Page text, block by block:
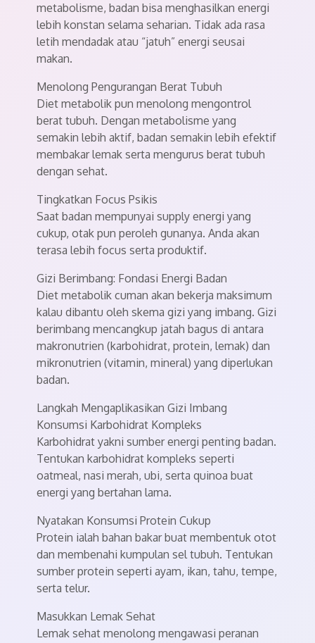
metabolisme, badan bisa menghasilkan energi
lebih konstan selama seharian. Tidak ada rasa
letih mendadak atau “jatuh” energi seusai
makan.
Menolong Pengurangan Berat Tubuh
Diet metabolik pun menolong mengontrol
berat tubuh. Dengan metabolisme yang
semakin lebih aktif, badan semakin lebih efektif
membakar lemak serta mengurus berat tubuh
dengan sehat.
Tingkatkan Focus Psikis
Saat badan mempunyai supply energi yang
cukup, otak pun peroleh gunanya. Anda akan
terasa lebih focus serta produktif.
Gizi Berimbang: Fondasi Energi Badan
Diet metabolik cuman akan bekerja maksimum
kalau dibantu oleh skema gizi yang imbang. Gizi
berimbang mencangkup jatah bagus di antara
makronutrien (karbohidrat, protein, lemak) dan
mikronutrien (vitamin, mineral) yang diperlukan
badan.
Langkah Mengaplikasikan Gizi Imbang
Konsumsi Karbohidrat Kompleks
Karbohidrat yakni sumber energi penting badan.
Tentukan karbohidrat kompleks seperti
oatmeal, nasi merah, ubi, serta quinoa buat
energi yang bertahan lama.
Nyatakan Konsumsi Protein Cukup
Protein ialah bahan bakar buat membentuk otot
dan membenahi kumpulan sel tubuh. Tentukan
sumber protein seperti ayam, ikan, tahu, tempe,
serta telur.
Masukkan Lemak Sehat
Lemak sehat menolong mengawasi peranan